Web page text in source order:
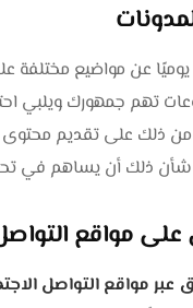
عن مواضيع مختلفة
تهم جمهورك ويلبي
من ذلك على تقديم
شأن ذلك أن يساهم في
مواقع
عبر مواقع التواصل